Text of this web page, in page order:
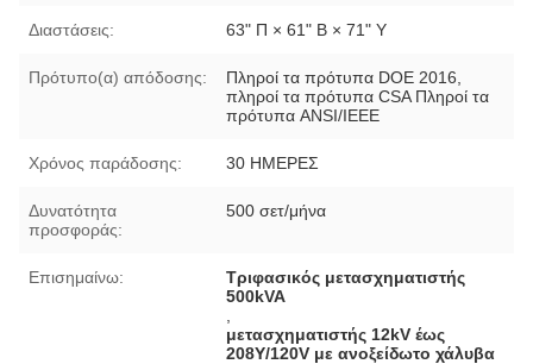
Διαστάσεις: 63" Π × 61" Β × 71" Υ
Πρότυπο(α) απόδοσης:
Πληροί τα πρότυπα DOE 2016,
πληροί τα πρότυπα CSA Πληροί τα
πρότυπα ANSI/IEEE
Χρόνος παράδοσης: 30 ΗΜΕΡΕΣ
Δυνατότητα
προσφοράς:
500 σετ/μήνα
Επισημαίνω:
Τριφασικός μετασχηματιστής
500kVA
μετασχηματιστής 12kV έως
208Y/120V με ανοξείδωτο χάλυβα